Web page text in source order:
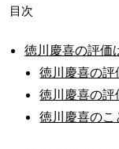
目次
徳川慶喜の評価
徳川慶喜の
徳川慶喜の評
徳川慶喜の